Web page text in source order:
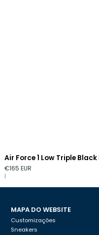
Air Force 1 Low Triple
€165 EUR
MAPA DO WEBSITE
Customizações
Sneakers